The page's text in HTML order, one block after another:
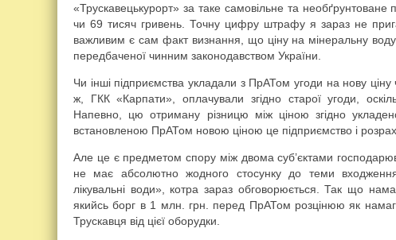
«Трускавецькурорт» за таке самовільне та
чи 69 тисяч гривень. Точну цифру штрафу я зараз не
важливим є сам факт визнання, що ціну на мінеральну
передбаченої чинним законодавством України.
Чи інші підприємства укладали з ПрАТом угоди на нову
ж, ГКК «Карпати», оплачували згідно старої угоди,
Напевно, цю отриману різницю між ціною згідно
встановленою ПрАТом новою ціною це підприємство і
Але це є предметом спору між двома суб’єктами
не має абсолютно жодного стосунку до теми
лікувальні води», котра зараз обговорюється. Так що
якийсь борг в 1 млн. грн. перед ПрАТом розцінюю як
Трускавця від цієї оборудки.